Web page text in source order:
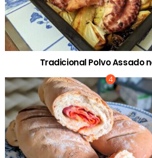
Tradicional Polvo Assado